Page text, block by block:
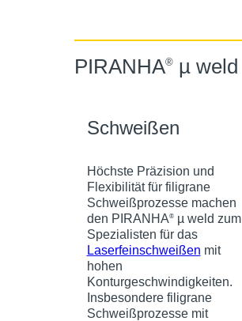
PIRANHA®µ weld
Schweißen
Höchste Präzision und
Flexibilität für filigrane
Schweißprozesse machen
den PIRANHA®µ weld zum
Spezialisten für das
Laserfeinschweißen mit
hohen
Konturgeschwindigkeiten.
Insbesondere filigrane
Schweißprozesse mit